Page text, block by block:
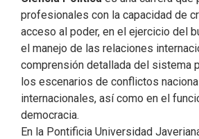
profesionales con la capacidad de
acceso al poder, en el ejercicio del
el manejo de las relaciones
comprensión detallada del sistema
los escenarios de conflictos
internacionales, así como en el
democracia.
En la Pontificia Universidad